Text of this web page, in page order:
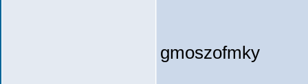
gmoszofmky